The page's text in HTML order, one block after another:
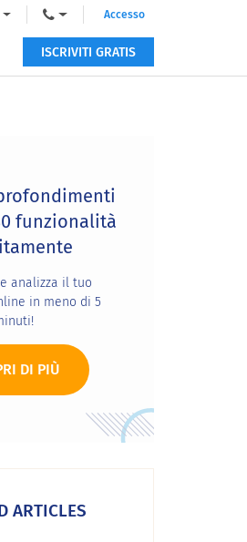
Accesso
ISCRIVITI GRATIS
funzionalità
analizza il tuo
in meno di 5
DI PIÙ
ARTICLES